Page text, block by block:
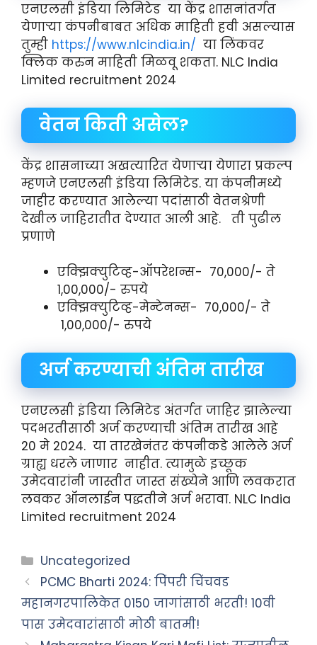
एनएलसी इंडिया लिमिटेड या केंद्र शासनांतर्गत
येणाऱ्या कंपनीबाबत अधिक माहिती हवी असल्यास
तुम्ही https://www.nlcindia.in/ या लिंकवर
क्लिक करुन माहिती मिळवू शकता. NLC India
Limited recruitment 2024
वेतन किती असेल?
केंद्र शासनाच्या अखत्यारित येणाऱ्या येणारा प्रकल्प
म्हणजे एनएलसी इंडिया लिमिटेड. या कंपनीमध्ये
जाहीर करण्यात आलेल्या पदांसाठी वेतनश्रेणी
देखील जाहिरातीत देण्यात आली आहे. ती पुढील
प्रणाणे
एक्झिक्युटिव्ह-ऑपरेशन्स- 70,000/- ते
1,00,000/- रुपये
एक्झिक्युटिव्ह-मेन्टेनन्स- 70,000/- ते
1,00,000/- रुपये
अर्ज करण्याची अंतिम तारीख
एनएलसी इंडिया लिमिटेड अंतर्गत जाहिर झालेल्या
पदभरतीसाठी अर्ज करण्याची अंतिम तारीख आहे
20 मे 2024. या तारखेनंतर कंपनीकडे आलेले अर्ज
ग्राह्य धरले जाणार नाहीत. त्यामुळे इच्छूक
उमेदवारांनी जास्तीत जास्त संख्येने आणि लवकरात
लवकर ऑनलाईन पद्धतीने अर्ज भरावा. NLC India
Limited recruitment 2024
Categories
Uncategorized
PCMC Bharti 2024: पिंपरी चिंचवड
महानगरपालिकेत 0150 जागांसाठी भरती! 10वी
पास उमेदवारांसाठी मोठी बातमी!